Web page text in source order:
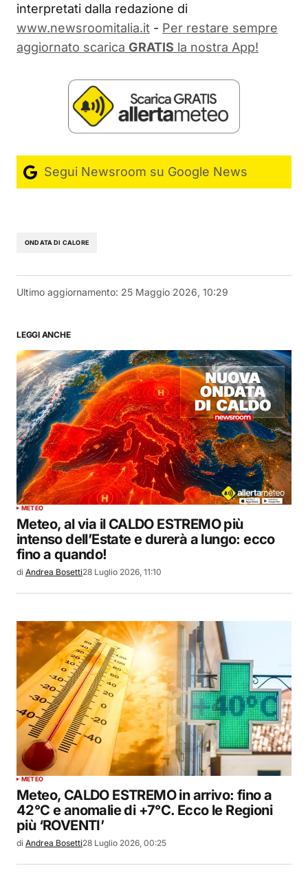
interpretati dalla redazione di
www.newsroomitalia.it - Per restare sempre
aggiornato scarica GRATIS la nostra App!
Segui Newsroom su Google News
ONDATA DI CALORE
Ultimo aggiornamento: 25 Maggio 2026, 10:29
LEGGI ANCHE
METEO
Meteo, al via il CALDO ESTREMO più
intenso dell’Estate e durerà a lungo: ecco
fino a quando!
di Andrea Bosetti28 Luglio 2026, 11:10
METEO
Meteo, CALDO ESTREMO in arrivo: fino a
42°C e anomalie di +7°C. Ecco le Regioni
più ‘ROVENTI’
di Andrea Bosetti28 Luglio 2026, 00:25